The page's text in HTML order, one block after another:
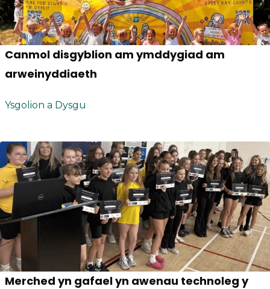
Canmol disgyblion am ymddygiad am
arweinyddiaeth
Ysgolion a Dysgu
Merched yn gafael yn awenau technoleg y